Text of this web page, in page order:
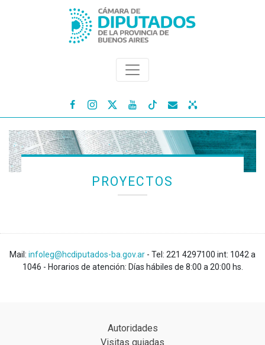
   
PROYECTOS
Mail: infoleg@hcdiputados-ba.gov.ar - Tel: 221 4297100 int: 1042 a
1046 - Horarios de atención: Días hábiles de 8:00 a 20:00 hs.
Autoridades
Visitas guiadas